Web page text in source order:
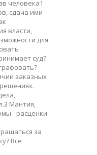
человека1
сдача ими
власти,
для
суд?
заказных
Мантия,
- расценки
за
Все